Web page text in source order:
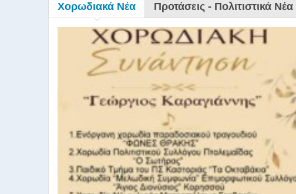
Χορωδιακά Νέα Προτάσεις - Πολιτιστικά Νέα